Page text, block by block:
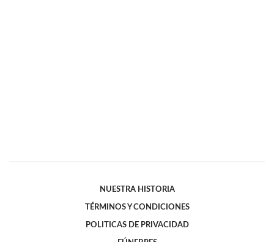
NUESTRA HISTORIA
TÉRMINOS Y CONDICIONES
POLITICAS DE PRIVACIDAD